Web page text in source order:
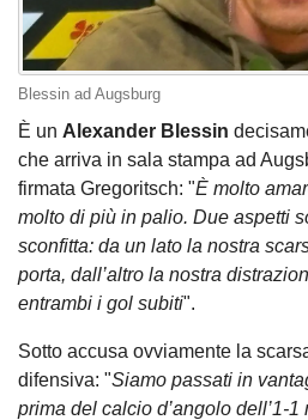
Blessin ad Augsburg
È un Alexander Blessin
che arriva in sala stampa ad
firmata Gregoritsch: "È molto
molto di più in palio. Due aspetti
sconfitta: da un lato la nostra
porta, dall’altro la nostra
entrambi i gol subiti".
Sotto accusa ovviamente la
difensiva: "Siamo passati in
prima del calcio d’angolo dell’1-